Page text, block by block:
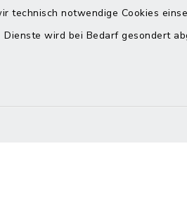
technisch notwendige Cookies
Dienste wird bei Bedarf gesondert
Freitag
Online-
keinen zeitnahen